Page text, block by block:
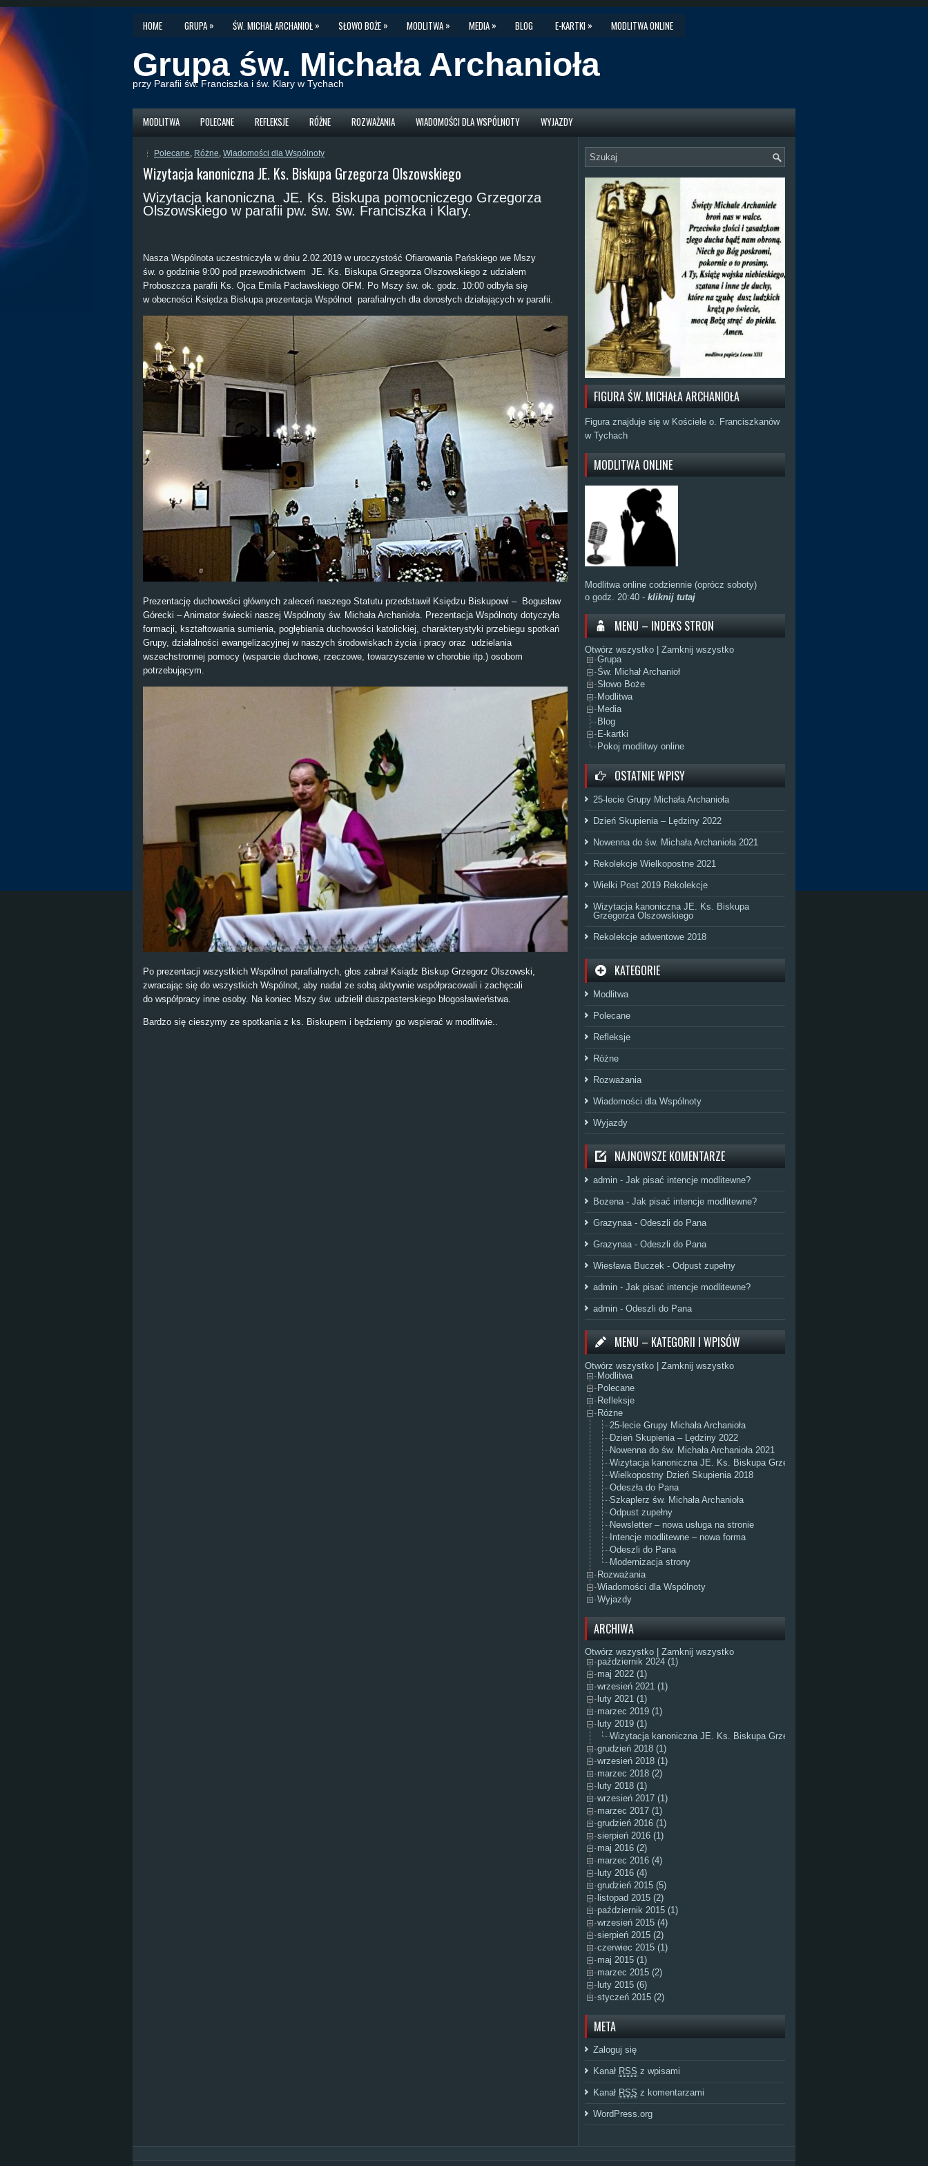
HOME GRUPA » ŚW. MICHAŁ ARCHANIOŁ » SŁOWO BOŻE » MODLITWA » MEDIA » BLOG E-KARTKI » MODLITWA ONLINE
Grupa św. Michała Archanioła
przy Parafii św. Franciszka i św. Klary w Tychach
MODLITWA POLECANE REFLEKSJE RÓŻNE ROZWAŻANIA WIADOMOŚCI DLA WSPÓLNOTY WYJAZDY
Polecane, Różne, Wiadomości dla Wspólnoty
Wizytacja kanoniczna JE. Ks. Biskupa Grzegorza Olszowskiego
Wizytacja kanoniczna JE. Ks. Biskupa pomocniczego Grzegorza
Olszowskiego w parafii pw. św. św. Franciszka i Klary.
Nasza Wspólnota uczestniczyła w dniu 2.02.2019 w uroczystość Ofiarowania Pańskiego we Mszy
św. o godzinie 9:00 pod przewodnictwem JE. Ks. Biskupa Grzegorza Olszowskiego z udziałem
Proboszcza parafii Ks. Ojca Emila Pacławskiego OFM. Po Mszy św. ok. godz. 10:00 odbyła się
w obecności Księdza Biskupa prezentacja Wspólnot parafialnych dla dorosłych działających w parafii.
Prezentację duchowości głównych zaleceń naszego Statutu przedstawił Księdzu Biskupowi – Bogusław
Górecki – Animator świecki naszej Wspólnoty św. Michała Archanioła. Prezentacja Wspólnoty dotyczyła
formacji, kształtowania sumienia, pogłębiania duchowości katolickiej, charakterystyki przebiegu spotkań
Grupy, działalności ewangelizacyjnej w naszych środowiskach życia i pracy oraz udzielania
wszechstronnej pomocy (wsparcie duchowe, rzeczowe, towarzyszenie w chorobie itp.) osobom
potrzebującym.
Po prezentacji wszystkich Wspólnot parafialnych, głos zabrał Ksiądz Biskup Grzegorz Olszowski,
zwracając się do wszystkich Wspólnot, aby nadal ze sobą aktywnie współpracowali i zachęcali
do współpracy inne osoby. Na koniec Mszy św. udzielił duszpasterskiego błogosławieństwa.
Bardzo się cieszymy ze spotkania z ks. Biskupem i będziemy go wspierać w modlitwie..
FIGURA ŚW. MICHAŁA ARCHANIOŁA
Figura znajduje się w Kościele o. Franciszkanów
w Tychach
MODLITWA ONLINE
Modlitwa online codziennie (oprócz soboty)
o godz. 20:40 - kliknij tutaj
MENU – INDEKS STRON
Otwórz wszystko
Zamknij wszystko
Grupa
Św. Michał Archanioł
Słowo Boże
Modlitwa
Media
Blog
E-kartki
Pokoj modlitwy online
OSTATNIE WPISY
25-lecie Grupy Michała Archanioła
Dzień Skupienia – Lędziny 2022
Nowenna do św. Michała Archanioła 2021
Rekolekcje Wielkopostne 2021
Wielki Post 2019 Rekolekcje
Wizytacja kanoniczna JE. Ks. Biskupa
Grzegorza Olszowskiego
Rekolekcje adwentowe 2018
KATEGORIE
Modlitwa
Polecane
Refleksje
Różne
Rozważania
Wiadomości dla Wspólnoty
Wyjazdy
NAJNOWSZE KOMENTARZE
admin - Jak pisać intencje modlitewne?
Bozena- Jak pisać intencje modlitewne?
Grazynaa- Odeszli do Pana
Grazynaa- Odeszli do Pana
Wiesława Buczek - Odpust zupełny
admin - Jak pisać intencje modlitewne?
admin - Odeszli do Pana
MENU – KATEGORII I WPISÓW
Otwórz wszystko
Zamknij wszystko
Modlitwa
Polecane
Refleksje
Różne
25-lecie Grupy Michała Archanioła
Dzień Skupienia – Lędziny 2022
Nowenna do św. Michała Archanioła 2021
Wizytacja kanoniczna JE. Ks. Biskupa Grzegorza Olszowskiego
Wielkopostny Dzień Skupienia 2018
Odeszła do Pana
Szkaplerz św. Michała Archanioła
Odpust zupełny
Newsletter – nowa usługa na stronie
Intencje modlitewne – nowa forma
Odeszli do Pana
Modernizacja strony
Rozważania
Wiadomości dla Wspólnoty
Wyjazdy
ARCHIWA
Otwórz wszystko
Zamknij wszystko
październik 2024 (1)
maj 2022 (1)
wrzesień 2021 (1)
luty 2021 (1)
marzec 2019 (1)
luty 2019 (1)
Wizytacja kanoniczna JE. Ks. Biskupa Grzegorza Olszowskiego
grudzień 2018 (1)
wrzesień 2018 (1)
marzec 2018 (2)
luty 2018 (1)
wrzesień 2017 (1)
marzec 2017 (1)
grudzień 2016 (1)
sierpień 2016 (1)
maj 2016 (2)
marzec 2016 (4)
luty 2016 (4)
grudzień 2015 (5)
listopad 2015 (2)
październik 2015 (1)
wrzesień 2015 (4)
sierpień 2015 (2)
czerwiec 2015 (1)
maj 2015 (1)
marzec 2015 (2)
luty 2015 (6)
styczeń 2015 (2)
META
Zaloguj się
Kanał RSS z wpisami
Kanał RSS z komentarzami
WordPress.org